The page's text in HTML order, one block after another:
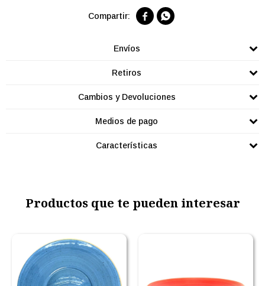
 
Envíos
Retiros
Cambios y Devoluciones
Medios de pago
Características
Productos que te pueden interesar